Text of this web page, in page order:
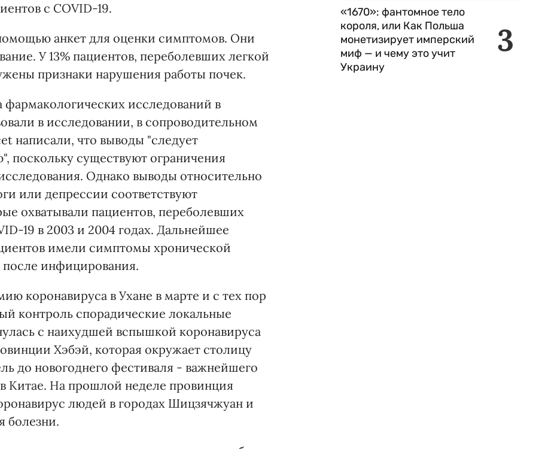
с COVID-19.
анкет для оценки симптомов. Они
У 13% пациентов, переболевших легкой
признаки нарушения работы почек.
исследований в
в исследовании, в сопроводительном
написали, что выводы "следует
поскольку существуют ограничения
Однако выводы относительно
или депрессии соответствуют
охватывали пациентов, переболевших
19 в 2003 и 2004 годах. Дальнейшее
имели симптомы хронической
после инфицирования.
коронавируса в Ухане в марте и с тех пор
контроль спорадические локальные
с наихудшей вспышкой коронавируса
Хэбэй, которая окружает столицу
до новогоднего фестиваля - важнейшего
Китае. На прошлой неделе провинция
людей в городах Шицзячжуан и
болезни.
3
«1670»: фантомное тело
короля, или Как Польша
монетизирует имперский
миф — и чему это учит
Украину